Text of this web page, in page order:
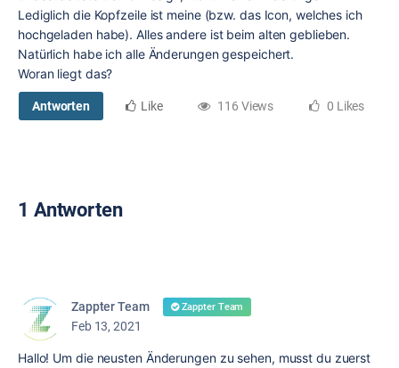
Lediglich die Kopfzeile ist meine (bzw. das Icon, welches ich
hochgeladen habe). Alles andere ist beim alten geblieben.
Natürlich habe ich alle Änderungen gespeichert.
Woran liegt das?
Antworten Like 116 Views 0 Likes
1 Antworten
Zappter Team Zappter Team
Feb 13, 2021
Hallo! Um die neusten Änderungen zu sehen, musst du zuerst